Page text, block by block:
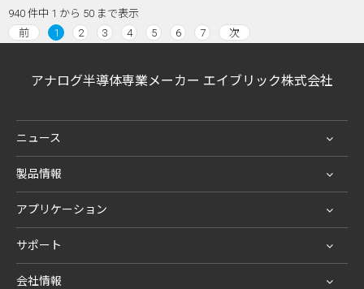
940 件中 1 から 50 まで表示
前
1 2 3 4 5 6 7 次
アナログ半導体専業メーカー エイブリック株式会社
ニュース
製品情報
アプリケーション
サポート
会社情報